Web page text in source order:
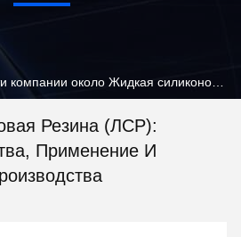
Резина (ЛСР):
Применение И